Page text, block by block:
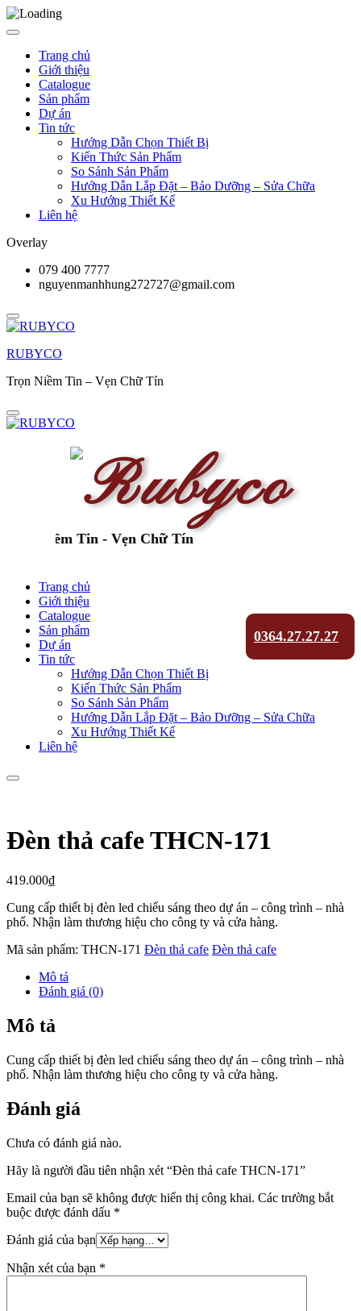
Trang chủ
Giới thiệu
Catalogue
Sản phẩm
Dự án
Tin tức
Hướng Dẫn Chọn Thiết Bị
Kiến Thức Sản Phẩm
So Sánh Sản Phẩm
Hướng Dẫn Lắp Đặt – Bảo Dưỡng – Sửa Chữa
Xu Hướng Thiết Kế
Liên hệ
Overlay
079 400 7777
nguyenmanhhung272727@gmail.com
RUBYCO
Trọn Niềm Tin – Vẹn Chữ Tín
Niềm Tin - Vẹn Chữ Tín
0364.27.27.27
Trang chủ
Giới thiệu
Catalogue
Sản phẩm
Dự án
Tin tức
Hướng Dẫn Chọn Thiết Bị
Kiến Thức Sản Phẩm
So Sánh Sản Phẩm
Hướng Dẫn Lắp Đặt – Bảo Dưỡng – Sửa Chữa
Xu Hướng Thiết Kế
Liên hệ
Đèn thả cafe THCN-171
419.000₫
Cung cấp thiết bị đèn led chiếu sáng theo dự án – công trình – nhà
phố. Nhận làm thương hiệu cho công ty và cửa hàng.
Mã sản phẩm: THCN-171 Đèn thả cafe Đèn thả cafe
Mô tả
Đánh giá (0)
Mô tả
Cung cấp thiết bị đèn led chiếu sáng theo dự án – công trình – nhà
phố. Nhận làm thương hiệu cho công ty và cửa hàng.
Đánh giá
Chưa có đánh giá nào.
Hãy là người đầu tiên nhận xét “Đèn thả cafe THCN-171”
Email của bạn sẽ không được hiển thị công khai. Các trường bắt
buộc được đánh dấu *
Đánh giá của bạn
Nhận xét của bạn *